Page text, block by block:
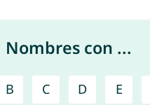
Nombres con ...
B C D E